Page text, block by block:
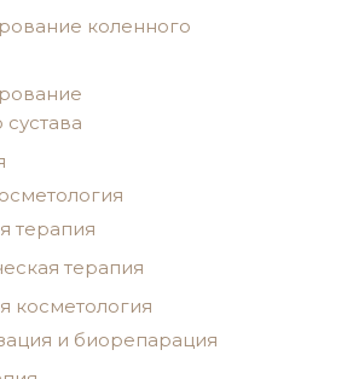
коленного
терапия
терапия
косметология
и биорепарация